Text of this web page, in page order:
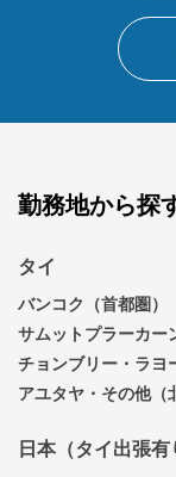
勤務地から探
タイ
バンコク（首都圏）
サムットプラーカー
チョンブリー・ラヨ
アユタヤ・その他（
日本（タイ出張有